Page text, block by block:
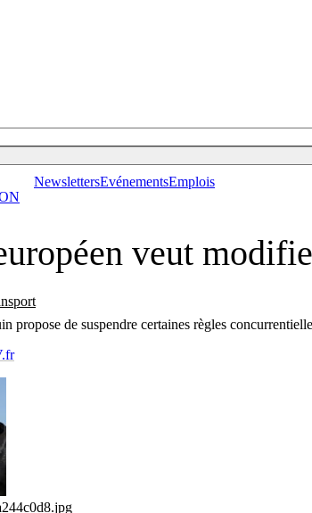
NewslettersEvénementsEmplois
veut
propose de suspendre certaines règles